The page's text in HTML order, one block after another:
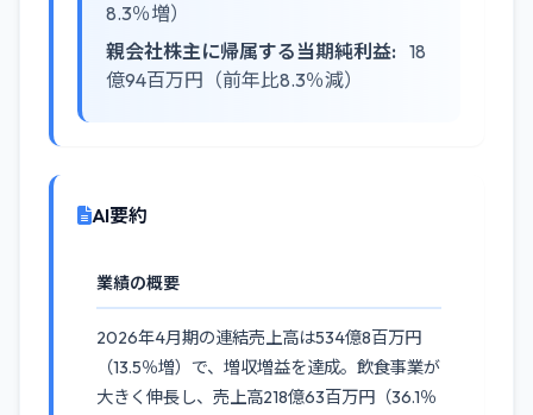
8.3％増）
親会社株主に帰属する当期純利益: 18
億94百万円（前年比8.3％減）
AI要約
業績の概要
2026年4月期の連結売上高は534億8百万円
（13.5％増）で、増収増益を達成。飲食事業が
大きく伸長し、売上高218億63百万円（36.1％